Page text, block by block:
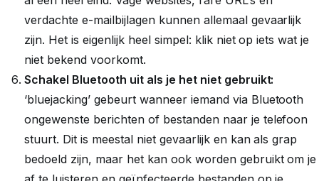
verdachte e-mailbijlagen kunnen allemaal gevaarlijk
zijn. Het is eigenlijk heel simpel: klik niet op iets wat je
niet bekend voorkomt.
Schakel Bluetooth uit als je het niet gebruikt:
‘bluejacking’ gebeurt wanneer iemand via Bluetooth
ongewenste berichten of bestanden naar je telefoon
stuurt. Dit is meestal niet gevaarlijk en kan als grap
bedoeld zijn, maar het kan ook worden gebruikt om je